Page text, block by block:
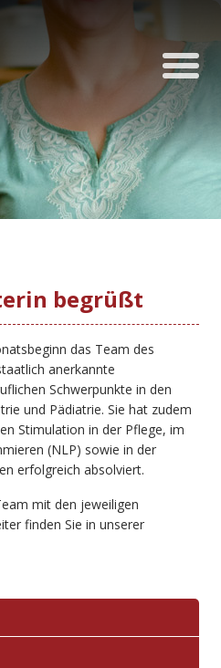
begrüßt
das Team des
anerkannte
Schwerpunkte in den
und Pädiatrie. Sie hat zudem
Stimulation in der Pflege, im
(NLP) sowie in der
erfolgreich absolviert.
mit den jeweiligen
finden Sie in unserer